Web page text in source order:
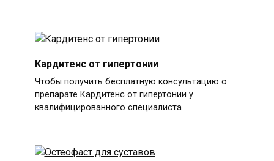
Кардитенс от гипертонии
Чтобы получить бесплатную консультацию о
препарате Кардитенс от гипертонии у
квалифицированного специалиста